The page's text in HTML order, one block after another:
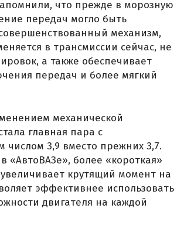
что прежде в морозную
передач могло быть
механизм,
в трансмиссии сейчас, не
а также обеспечивает
передач и более мягкий
механической
главная пара с
числом 3,9 вместо прежних 3,7.
«АвтоВАЗе», более «короткая»
крутящий момент на
эффективнее использовать
двигателя на каждой